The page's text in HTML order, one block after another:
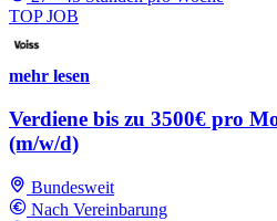
TOP JOB
mehr lesen
Verdiene bis zu 3500€ pro
(m/w/d)
Bundesweit
Nach Vereinbarung